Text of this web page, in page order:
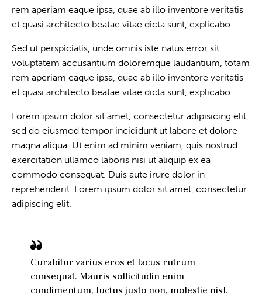
rem aperiam eaque ipsa, quae ab illo inventore veritatis
et quasi architecto beatae vitae dicta sunt, explicabo.
Sed ut perspiciatis, unde omnis iste natus error sit
voluptatem accusantium doloremque laudantium, totam
rem aperiam eaque ipsa, quae ab illo inventore veritatis
et quasi architecto beatae vitae dicta sunt, explicabo.
Lorem ipsum dolor sit amet, consectetur adipisicing elit,
sed do eiusmod tempor incididunt ut labore et dolore
magna aliqua. Ut enim ad minim veniam, quis nostrud
exercitation ullamco laboris nisi ut aliquip ex ea
commodo consequat. Duis aute irure dolor in
reprehenderit. Lorem ipsum dolor sit amet, consectetur
adipiscing elit.
Curabitur varius eros et lacus rutrum
consequat. Mauris sollicitudin enim
condimentum, luctus justo non, molestie nisl.